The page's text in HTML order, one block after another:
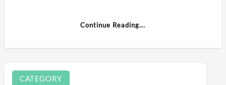
Continue Reading...
CATEGORY